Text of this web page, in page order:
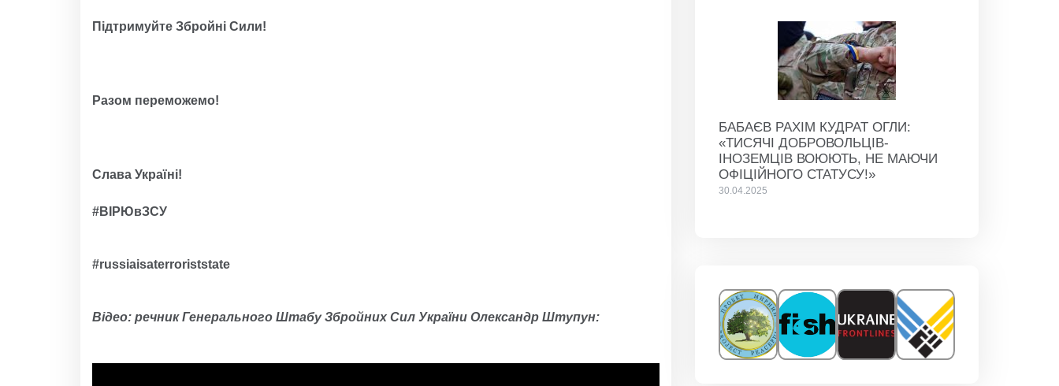
Підтримуйте Збройні Сили!
Разом переможемо!
Слава Україні!
#ВІРЮвЗСУ
#russiaisaterroriststate
Відео: речник Генерального Штабу Збройних Сил України Олександр Штупун:
БАБАЄВ РАХІМ КУДРАТ ОГЛИ:
«ТИСЯЧІ ДОБРОВОЛЬЦІВ-
ІНОЗЕМЦІВ ВОЮЮТЬ, НЕ МАЮЧИ
ОФІЦІЙНОГО СТАТУСУ!»
30.04.2025